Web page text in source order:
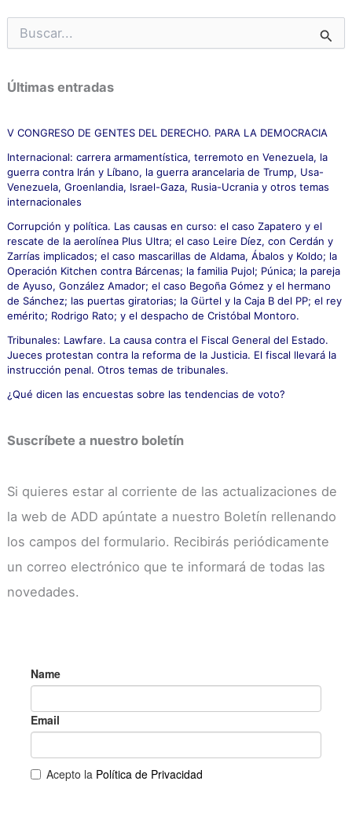
u
c
a
p
r
:
Últimas entradas
V CONGRESO DE GENTES DEL DERECHO. PARA LA DEMOCRACIA
Internacional: carrera armamentística, terremoto en Venezuela, la
guerra contra Irán y Líbano, la guerra arancelaria de Trump, Usa-
Venezuela, Groenlandia, Israel-Gaza, Rusia-Ucrania y otros temas
internacionales
Corrupción y política. Las causas en curso: el caso Zapatero y el
rescate de la aerolínea Plus Ultra; el caso Leire Díez, con Cerdán y
Zarrías implicados; el caso mascarillas de Aldama, Ábalos y Koldo; la
Operación Kitchen contra Bárcenas; la familia Pujol; Púnica; la pareja
de Ayuso, González Amador; el caso Begoña Gómez y el hermano
de Sánchez; las puertas giratorias; la Gürtel y la Caja B del PP; el rey
emérito; Rodrigo Rato; y el despacho de Cristóbal Montoro.
Tribunales: Lawfare. La causa contra el Fiscal General del Estado.
Jueces protestan contra la reforma de la Justicia. El fiscal llevará la
instrucción penal. Otros temas de tribunales.
¿Qué dicen las encuestas sobre las tendencias de voto?
Suscríbete a nuestro boletín
Si quieres estar al corriente de las actualizaciones de
la web de ADD apúntate a nuestro Boletín rellenando
los campos del formulario. Recibirás periódicamente
un correo electrónico que te informará de todas las
novedades.